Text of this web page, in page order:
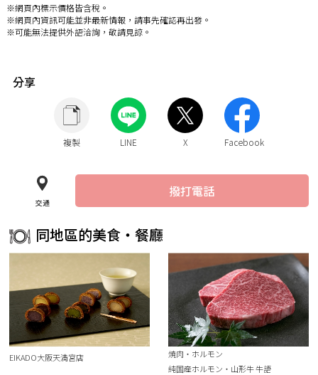
※網頁內標示價格皆含稅。
※網頁內資訊可能並非最新情報，請事先確認再出發。
※可能無法提供外語洽詢，敬請見諒。
分享
複製 LINE X Facebook
交通
撥打電話
同地區的美食・餐廳
EIKADO大阪天満宮店
焼肉・ホルモン
純国産ホルモン・山形牛 牛語